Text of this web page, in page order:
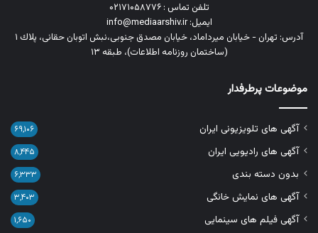
تلفن تماس : ۰۲۱۷۱۰۵۸۷۷۶
ایمیل: info@mediaarshiv.ir
آدرس: تهران - خیابان میرداماد، خیابان مصدق جنوبی،نبش اتوبان حقانی، پلاك ١
(ساختمان روزنامه اطلاعات)، طبقه ۱۳
موضوعات پرطرفدار
آگهی های تلویزیونی ایران ۶۹,۱۰۶
آگهی های رادیویی ایران ۸,۴۴۵
بدون دسته بندی ۶,۳۳۳
آگهی های نمایش خانگی ۳,۴۰۳
آگهی فیلم های سینمایی ۱,۶۵۰